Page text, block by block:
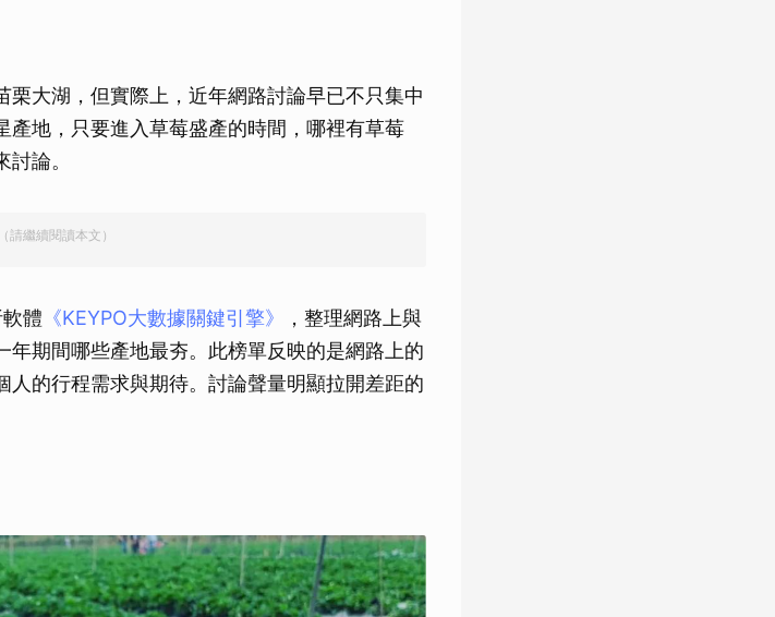
大湖，但實際上，近年網路討論早已不只集中
地，只要進入草莓盛產的時間，哪裡有草莓
論。
請繼續閱讀本文）
體 《KEYPO大數據關鍵引擎》
，整理網路上與
年期間哪些產地最夯。此榜單反映的是網路上的
的行程需求與期待。討論聲量明顯拉開差距的